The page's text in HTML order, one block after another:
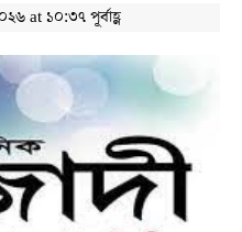
at ১০:৩৭ পূর্বাহ্ণ